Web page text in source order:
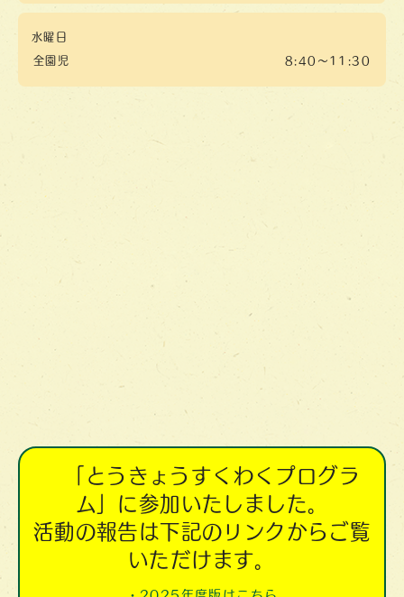
水曜日
全園児
8:40～11:30
「とうきょうすくわくプログラ
ム」に参加いたしました。
活動の報告は下記のリンクからご覧
いただけます。